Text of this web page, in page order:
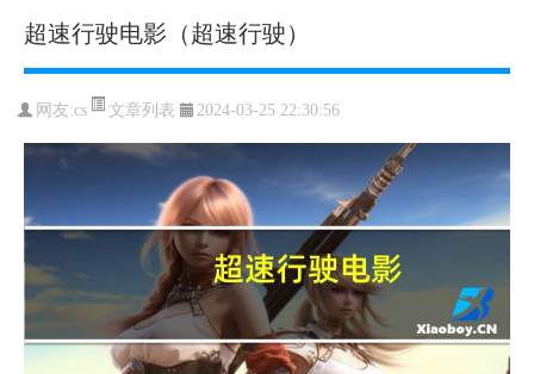
超速行驶电影（超速行驶）
网友:cs 文章列表 2024-03-25 22:30:56